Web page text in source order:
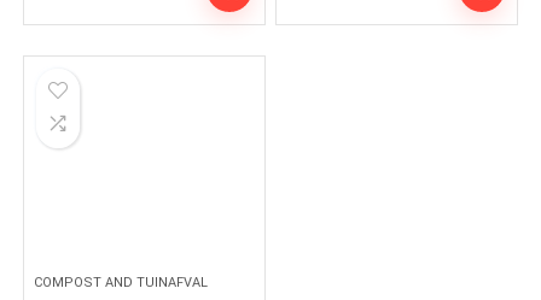
COMPOST AND TUINAFVAL